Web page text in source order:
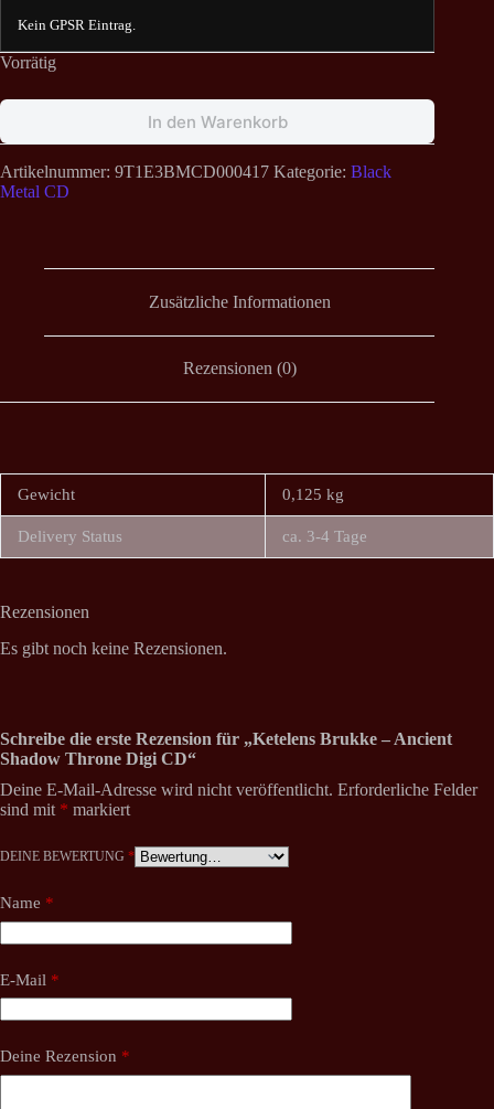
Kein GPSR Eintrag.
Vorrätig
In den Warenkorb
Artikelnummer: 9T1E3BMCD000417 Kategorie: Black
Metal CD
Zusätzliche Informationen
Rezensionen (0)
Gewicht 0,125 kg
Delivery Status ca. 3-4 Tage
Rezensionen
Es gibt noch keine Rezensionen.
Schreibe die erste Rezension für „Ketelens Brukke – Ancient
Shadow Throne Digi CD“
Deine E-Mail-Adresse wird nicht veröffentlicht. Erforderliche Felder
sind mit * markiert
DEINE BEWERTUNG *
Name *
E-Mail *
Deine Rezension *